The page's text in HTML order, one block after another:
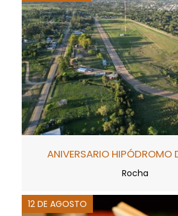
ANIVERSARIO HIPÓDROMO
Rocha
12 DE AGOSTO